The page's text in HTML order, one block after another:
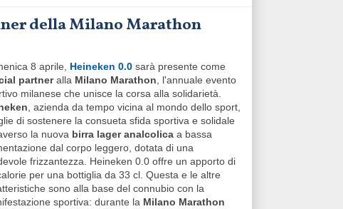
della Milano Marathon
8 aprile, Heineken 0.0 sarà presente come
partneralla Milano Marathon, l'annuale evento
milanese che unisce la corsa alla solidarietà.
, azienda da tempo vicina al mondo dello sport,
di sostenere la consueta sfida sportiva e solidale
la nuova birra lager analcolica a bassa
dal corpo leggero, dotata di una
frizzantezza. Heineken 0.0 offre un apporto di
per una bottiglia da 33 cl. Questa e le altre
sono alla base del connubio con la
sportiva: durante la Milano Marathon